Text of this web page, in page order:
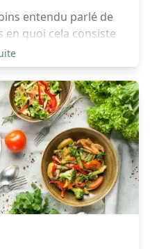
entendu parlé de
en quoi cela consiste
indispensable pour
que peut avoir
en fonction
il est
empreinte carbone
de par la suite
et réduire celle-